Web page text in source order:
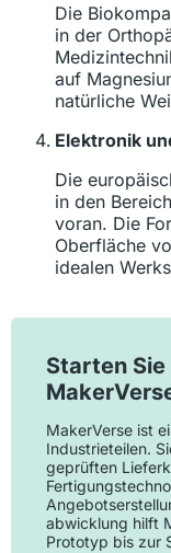
Die
in der
auf
natürliche
Elektronik
Die
in den
voran. Die
Oberfläche
idealen
Starten
MakerVerse ist
Industrieteilen.
geprüften
abwicklung hilft
Prototyp bis zur